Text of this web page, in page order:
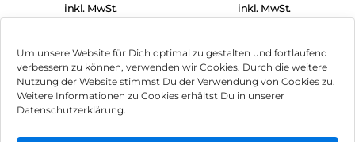
Um unsere Website für Dich optimal zu gestalten und fortlaufend
verbessern zu können, verwenden wir Cookies. Durch die weitere
Nutzung der Website stimmst Du der Verwendung von Cookies zu.
Weitere Informationen zu Cookies erhältst Du in unserer
Datenschutzerklärung.
inkl. MwSt. inkl. MwSt.
Impressum